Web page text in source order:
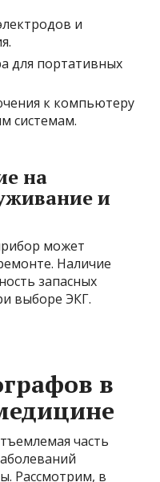
и
для портативных
к компьютеру
системам.
на
и
может
Наличие
запасных
выборе ЭКГ.
в
часть
Рассмотрим, в